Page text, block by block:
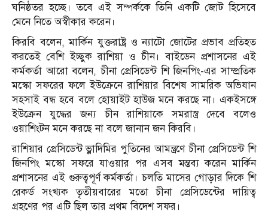
ঘনিষ্ঠতর হচ্ছে। তবে এই সম্পর্ককে তিনি একটি জোট হিসেবে
মেনে নিতে অস্বীকার করেন।
কিরবি বলেন, মার্কিন যুক্তরাষ্ট্র ও ন্যাটো জোটের প্রভাব প্রতিহত
করতেই বেশি ইচ্ছুক রাশিয়া ও চীন। বাইডেন প্রশাসনের এই
কর্মকর্তা আরো বলেন, চীনা প্রেসিডেন্ট শি জিনপিং-এর সাম্প্রতিক
মস্কো সফরের ফলে ইউক্রেনে রাশিয়ার বিশেষ সামরিক অভিযান
সহসাই বন্ধ হবে বলে হোয়াইট হাউজ মনে করছে না। একইসঙ্গে
ইউক্রেন যুদ্ধের জন্য চীন রাশিয়াকে সমরাস্ত্র দেবে বলেও
ওয়াশিংটন মনে করছে না বলে জানান জন কিরবি।
রাশিয়ার প্রেসিডেন্ট ভ্লাদিমির পুতিনের আমন্ত্রণে চীনা প্রেসিডেন্ট শি
জিনপিং মস্কো সফরে যাওয়ার পর এসব মন্তব্য করেন মার্কিন
প্রশাসনের এই গুরুত্বপূর্ণ কর্মকর্তা। চলতি মাসের গোড়ার দিকে শি
রেকর্ড সংখ্যক তৃতীয়বারের মতো চীনা প্রেসিডেন্টের দায়িত্ব
গ্রহণের পর এটি ছিল তার প্রথম বিদেশ সফর।